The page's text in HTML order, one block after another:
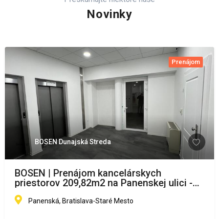
Novinky
Prenájom
BOSEN Dunajská Streda
BOSEN | Prenájom kancelárskych
priestorov 209,82m2 na Panenskej ulici -
Staré Mesto, Bratislava
Panenská, Bratislava-Staré Mesto